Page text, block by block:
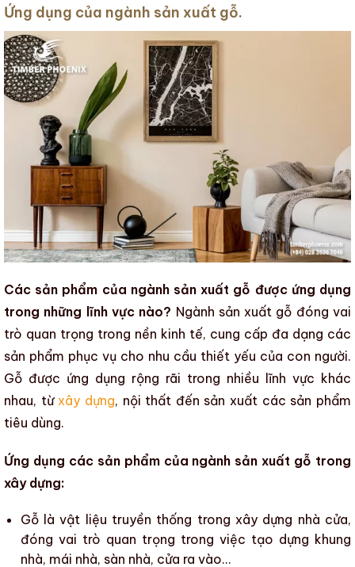
Ứng dụng của ngành sản xuất gỗ.
Các sản phẩm của ngành sản xuất gỗ được ứng dụng
trong những lĩnh vực nào? Ngành sản xuất gỗ đóng vai
trò quan trọng trong nền kinh tế, cung cấp đa dạng các
sản phẩm phục vụ cho nhu cầu thiết yếu của con người.
Gỗ được ứng dụng rộng rãi trong nhiều lĩnh vực khác
nhau, từxây dựng, nội thất đến sản xuất các sản phẩm
tiêu dùng.
Ứng dụng các sản phẩm của ngành sản xuất gỗ trong
xây dựng:
Gỗ là vật liệu truyền thống trong xây dựng nhà cửa,
đóng vai trò quan trọng trong việc tạo dựng khung
nhà, mái nhà, sàn nhà, cửa ra vào…